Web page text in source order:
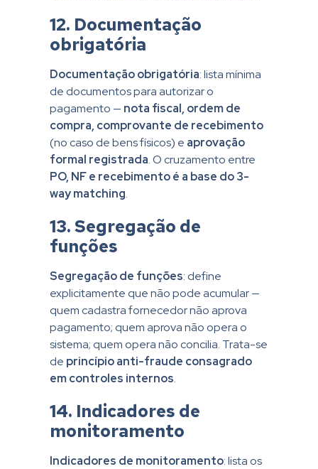
12. Documentação
obrigatória
Documentação obrigatória: lista mínima
de documentos para autorizar o
pagamento — nota fiscal, ordem de
compra, comprovante de recebimento
(no caso de bens físicos) e aprovação
formal registrada. O cruzamento entre
PO, NF e recebimento é a base do 3-
way matching.
13. Segregação de
funções
Segregação de funções: define
explicitamente que não pode acumular —
quem cadastra fornecedor não aprova
pagamento; quem aprova não opera o
sistema; quem opera não concilia. Trata-se
de princípio anti-fraude consagrado
em controles internos.
14. Indicadores de
monitoramento
Indicadores de monitoramento: lista os